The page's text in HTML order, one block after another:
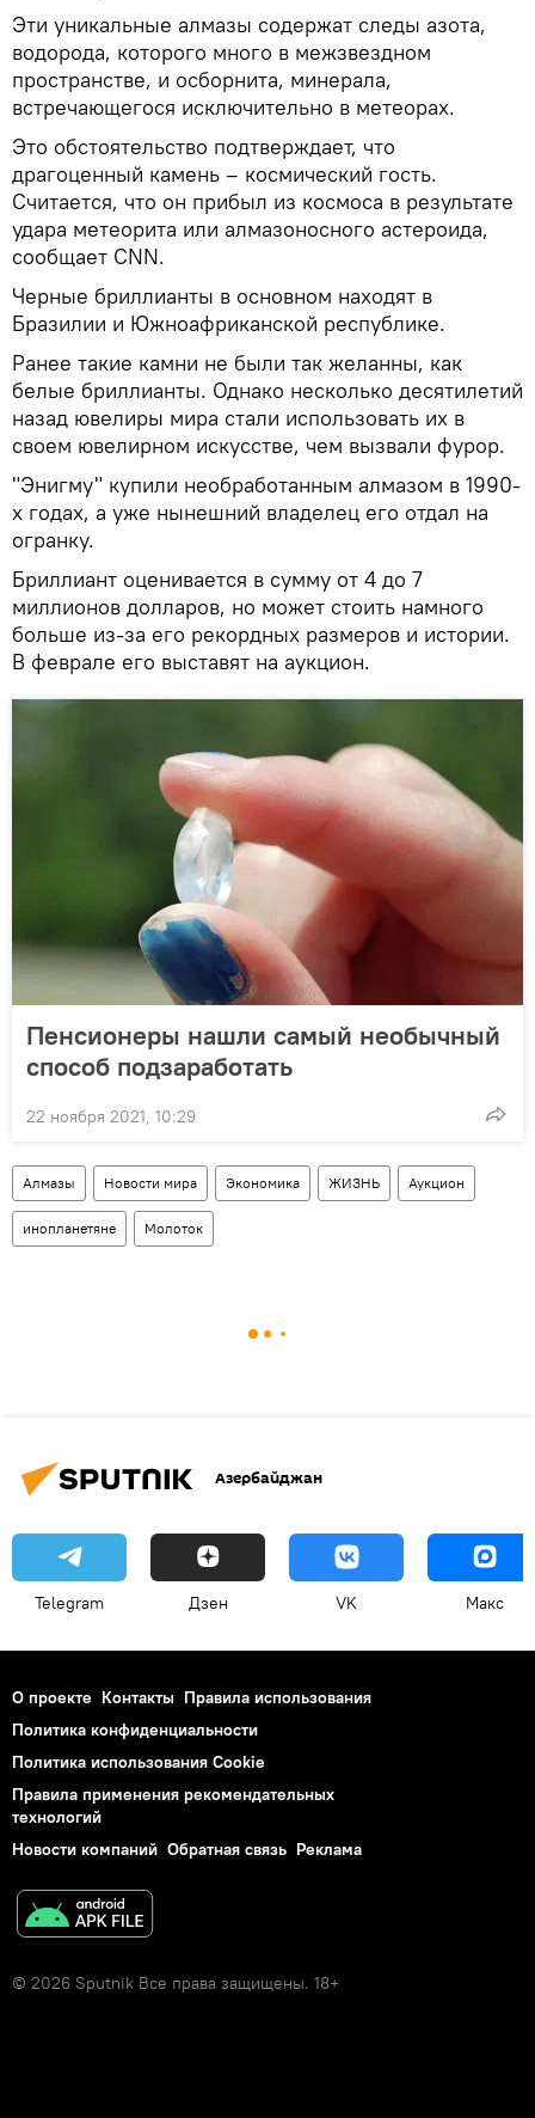
Эти уникальные алмазы содержат следы азота,
водорода, которого много в межзвездном
пространстве, и осборнита, минерала,
встречающегося исключительно в метеорах.
Это обстоятельство подтверждает, что
драгоценный камень – космический гость.
Считается, что он прибыл из космоса в результате
удара метеорита или алмазоносного астероида,
сообщает CNN.
Черные бриллианты в основном находят в
Бразилии и Южноафриканской республике.
Ранее такие камни не были так желанны, как
белые бриллианты. Однако несколько десятилетий
назад ювелиры мира стали использовать их в
своем ювелирном искусстве, чем вызвали фурор.
"Энигму" купили необработанным алмазом в 1990-
х годах, а уже нынешний владелец его отдал на
огранку.
Бриллиант оценивается в сумму от 4 до 7
миллионов долларов, но может стоить намного
больше из-за его рекордных размеров и истории.
В феврале его выставят на аукцион.
Пенсионеры нашли самый необычный
способ подзаработать
22 ноября 2021, 10:29
Алмазы Новости мира Экономика ЖИЗНЬ Аукцион
инопланетяне Молоток
Азербайджан
Telegram Дзен VK Макс
О проекте Контакты Правила использования
Политика конфиденциальности
Политика использования Cookie
Правила применения рекомендательных
технологий
Новости компаний Обратная связь Реклама
© 2026 Sputnik Все права защищены. 18+